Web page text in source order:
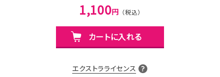
1,100円
カートに入れる
エクストラライセンス